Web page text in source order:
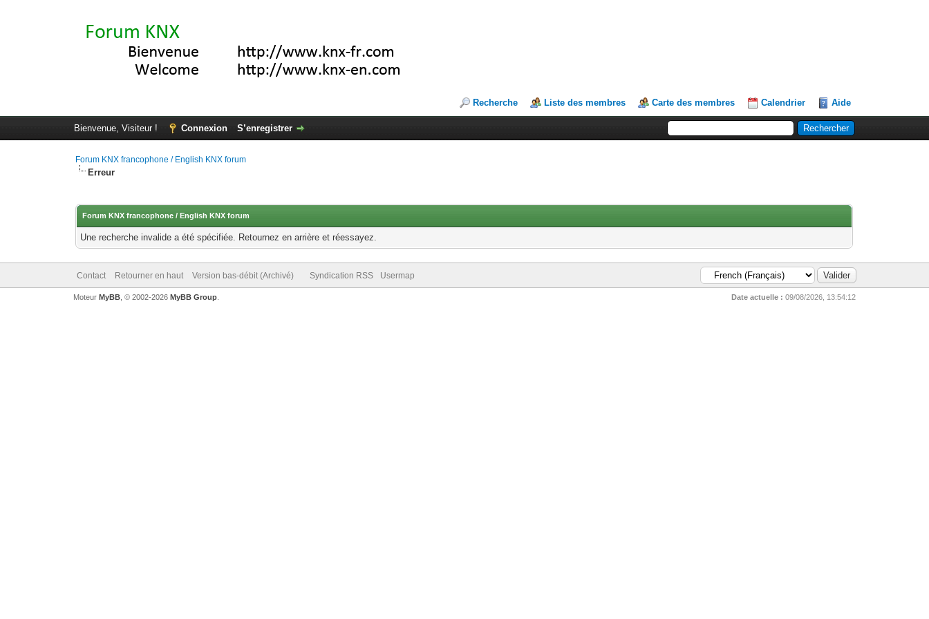
Recherche Liste des membres Carte des membres Calendrier Aide
Bienvenue, Visiteur ! Connexion S’enregistrer
Forum KNX francophone / English KNX forum
Erreur
Forum KNX francophone / English KNX forum
Une recherche invalide a été spécifiée. Retournez en arrière et réessayez.
Contact Retourner en haut Version bas-débit (Archivé) Syndication RSS Usermap
Date actuelle : 09/08/2026, 13:54:12
Moteur MyBB, © 2002-2026 MyBB Group.